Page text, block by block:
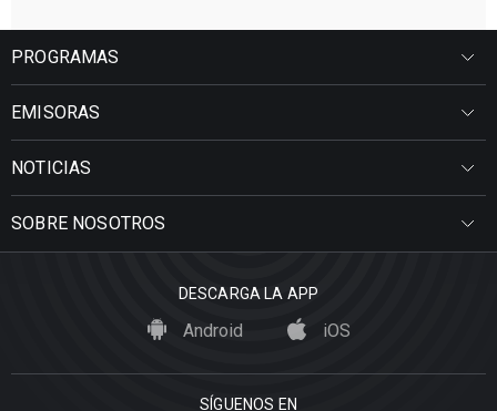
PROGRAMAS
EMISORAS
NOTICIAS
SOBRE NOSOTROS
DESCARGA LA APP
Android iOS
SÍGUENOS EN